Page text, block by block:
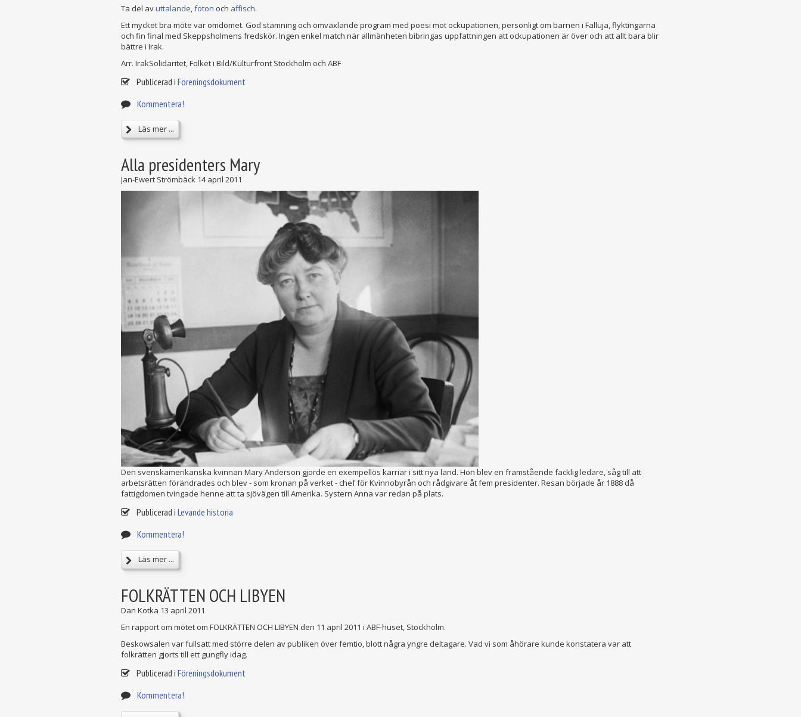
Ta del avuttalande foton och affisch.
Ett mycket bra möte var omdömet. God stämning och omväxlande program med poesi mot ockupationen, personligt om barnen i Falluja, flyktingarna
och fin final med Skeppsholmens fredskör. Ingen enkel match när allmänheten bibringas uppfattningen att ockupationen är över och att allt bara blir
bättre i Irak.
Arr. IrakSolidaritet, Folket i Bild/Kulturfront Stockholm och ABF
Publicerad i Föreningsdokument
Kommentera!
Läs mer ...
Alla presidenters Mary
Jan-Ewert Strömbäck 14 april 2011
Den svenskamerikanska kvinnan Mary Anderson gjorde en exempellös karriär i sitt nya land. Hon blev en framstående facklig ledare, såg till att
arbetsrätten förändrades och blev - som kronan på verket - chef för Kvinnobyrån och rådgivare åt fem presidenter. Resan började år 1888 då
fattigdomen tvingade henne att ta sjövägen till Amerika. Systern Anna var redan på plats.
Publicerad i Levande historia
Kommentera!
Läs mer ...
FOLKRÄTTEN OCH LIBYEN
Dan Kotka 13 april 2011
En rapport om mötet om FOLKRÄTTEN OCH LIBYEN den 11 april 2011 i ABF-huset, Stockholm.
Beskowsalen var fullsatt med större delen av publiken över femtio, blott några yngre deltagare. Vad vi som åhörare kunde konstatera var att
folkrätten gjorts till ett gungfly idag.
Publicerad i Föreningsdokument
Kommentera!